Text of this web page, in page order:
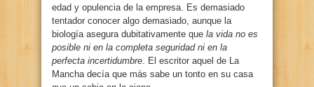
edad y opulencia de la empresa. Es demasiado
tentador conocer algo demasiado, aunque la
biología asegura dubitativamente que la vida no es
posible ni en la completa seguridad ni en la
perfecta incertidumbre. El escritor aquel de La
Mancha decía que más sabe un tonto en su casa